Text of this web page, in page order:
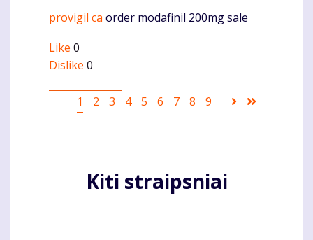
Komentaras
provigil ca order modafinil 200mg sale
Like 0
Dislike 0
Pagination
Current
1 Puslapis
2 Puslapis
3 Puslapis
4 Puslapis
5 Puslapis
6 Puslapis
7 Puslapis
8 Puslapis
9
Sekantis
Kiti straipsniai